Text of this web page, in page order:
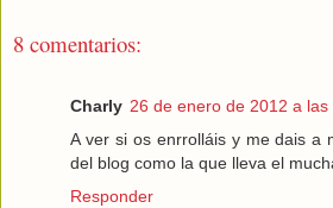
8 comentarios:
Charly 26 de enero de 2012 a las
A ver si os enrrolláis y me dais a
del blog como la que lleva el
Responder